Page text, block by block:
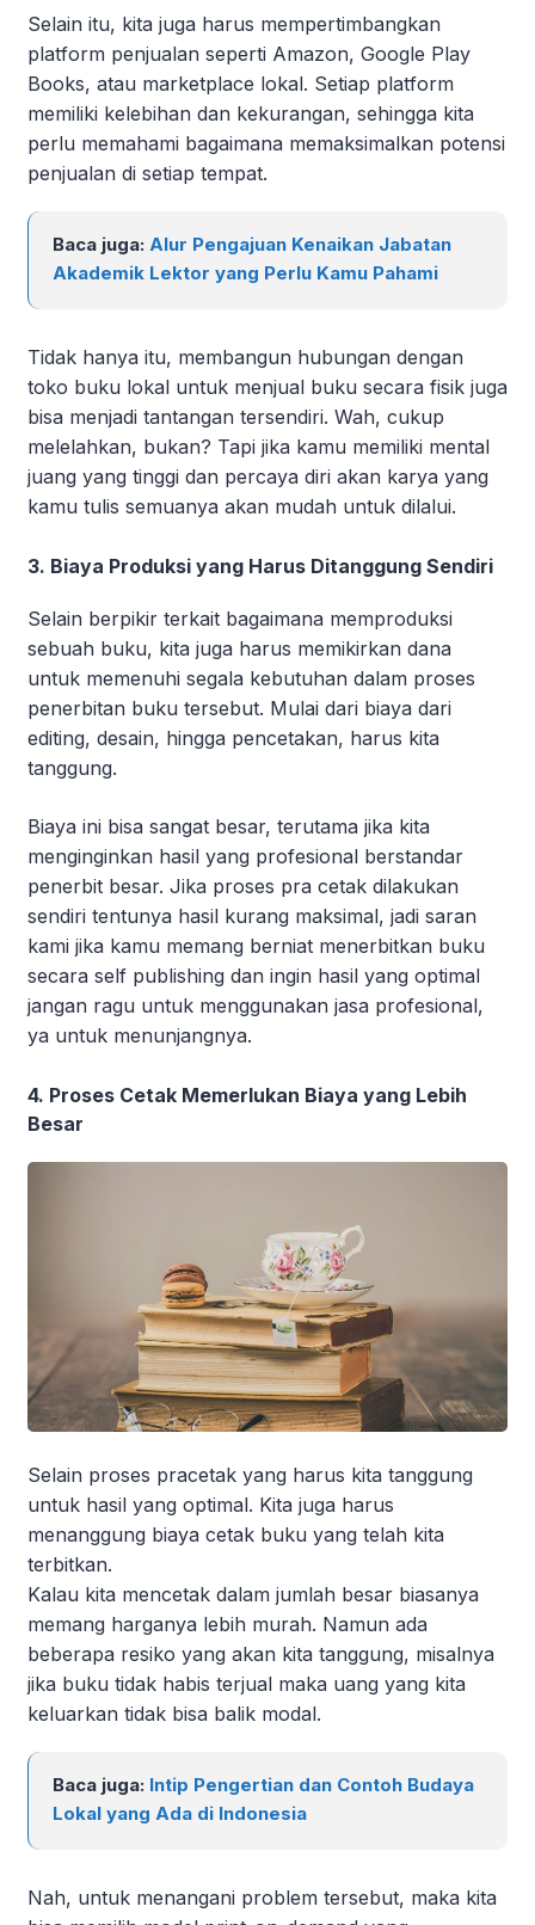
Selain itu, kita juga harus mempertimbangkan
platform penjualan seperti Amazon, Google Play
Books, atau marketplace lokal. Setiap platform
memiliki kelebihan dan kekurangan, sehingga kita
perlu memahami bagaimana memaksimalkan potensi
penjualan di setiap tempat.
Baca juga: Alur Pengajuan Kenaikan Jabatan
Akademik Lektor yang Perlu Kamu Pahami
Tidak hanya itu, membangun hubungan dengan
toko buku lokal untuk menjual buku secara fisik juga
bisa menjadi tantangan tersendiri. Wah, cukup
melelahkan, bukan? Tapi jika kamu memiliki mental
juang yang tinggi dan percaya diri akan karya yang
kamu tulis semuanya akan mudah untuk dilalui.
3. Biaya Produksi yang Harus Ditanggung Sendiri
Selain berpikir terkait bagaimana memproduksi
sebuah buku, kita juga harus memikirkan dana
untuk memenuhi segala kebutuhan dalam proses
penerbitan buku tersebut. Mulai dari biaya dari
editing, desain, hingga pencetakan, harus kita
tanggung.
Biaya ini bisa sangat besar, terutama jika kita
menginginkan hasil yang profesional berstandar
penerbit besar. Jika proses pra cetak dilakukan
sendiri tentunya hasil kurang maksimal, jadi saran
kami jika kamu memang berniat menerbitkan buku
secara self publishing dan ingin hasil yang optimal
jangan ragu untuk menggunakan jasa profesional,
ya untuk menunjangnya.
4. Proses Cetak Memerlukan Biaya yang Lebih
Besar
Selain proses pracetak yang harus kita tanggung
untuk hasil yang optimal. Kita juga harus
menanggung biaya cetak buku yang telah kita
terbitkan.
Kalau kita mencetak dalam jumlah besar biasanya
memang harganya lebih murah. Namun ada
beberapa resiko yang akan kita tanggung, misalnya
jika buku tidak habis terjual maka uang yang kita
keluarkan tidak bisa balik modal.
Baca juga: Intip Pengertian dan Contoh Budaya
Lokal yang Ada di Indonesia
Nah, untuk menangani problem tersebut, maka kita